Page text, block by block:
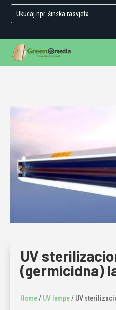
UV
(germicidna)
Home/ UV lampe/ UV